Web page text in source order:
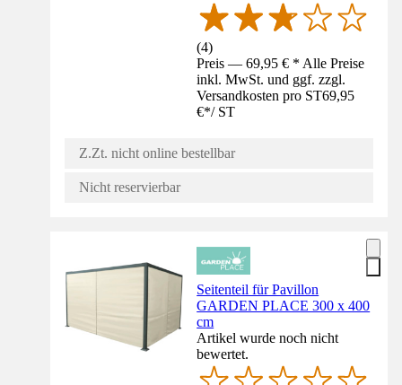
(4)
Preis — 69,95 € * Alle Preise
inkl. MwSt. und ggf. zzgl.
Versandkosten pro ST69,95
€*/ ST
Z.Zt. nicht online bestellbar
Nicht reservierbar
Seitenteil für Pavillon
GARDEN PLACE 300 x 400
cm
Artikel wurde noch nicht
bewertet.